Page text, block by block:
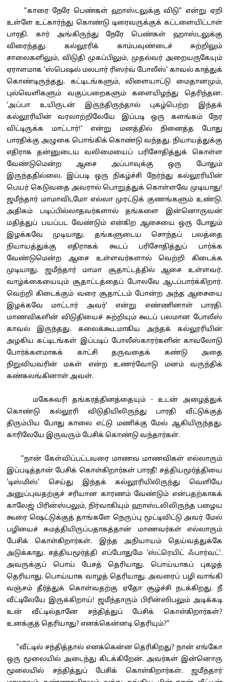
"காரை நேரே பெண்கள் ஹாஸ்டலுக்கு விடு" என்று ஏறி
உள்ளே உட்கார்ந்து கொண்டு டிரைவருக்குக் கட்டளையிட்டாள்
பாரதி. கார் அங்கிருந்து நேரே பெண்கள் ஹாஸ்டலுக்கு
விரைந்தது. கல்லூரிக் காம்பவுண்டைச் சுற்றிலும்
சாலைகளிலும், விடுதி முகப்பிலும், முதல்வர் அறையருகேயும்
ஏராளமாக 'ஸ்பெஷல் மலபார் ரிஸர்வ் போலீஸ்' காவல் காத்துக்
கொண்டிருந்தது. கட்டிடங்களும், விளையாட்டு மைதானமும்,
புல்வெளிகளும் வகுப்பறைகளும் களையிழந்து தெரிந்தன.
'அப்பா உயிருடன் இருந்திருந்தால் புகழ்பெற்ற இந்தக்
கல்லூரியின் வரலாற்றிலேயே இப்படி ஒரு களங்கம் நேர
விட்டிருக்க மாட்டார்!' என்று மனத்தில் நினைத்த போது
பாரதிக்கு அழுகை பொங்கிக் கொண்டு வந்தது. நியாயத்துக்கு
எதிராக தன்னுடைய வலிமையைப் பரிசோதித்துக் கொள்ள
வேண்டுமென்ற ஆசை அப்பாவுக்கு ஒரு போதும்
இருந்ததில்லை. இப்படி ஒரு நிகழ்ச்சி நேர்ந்து கல்லூரியின்
பெயர் கெடுவதை அவரால் பொறுத்துக் கொள்ளவே முடியாது!
ஜமீந்தார் மாமாவிடமோ எல்லா முரட்டுக் குணங்களும் உண்டு.
அதிகம் படிப்பில்லாதவர்களால் தங்களை இன்னொருவன்
மதித்துப் பயப்பட வேண்டும் என்கிற ஆசையை ஒரு போதும்
இழக்கவே முடியாது. தங்களுடைய சொந்தப் பலத்தை
நியாயத்துக்கு எதிராகக் கூடப் பரிசோதித்துப் பார்க்க
வேண்டுமென்ற ஆசை உள்ளவர்களால் வெற்றி கிடைக்க
முடியாது. ஜமீந்தார் மாமா சூதாட்டத்தில் ஆசை உள்ளவர்.
வாழ்க்கையையும் சூதாட்டத்தைப் போலவே ஆடப்பார்க்கிறார்.
வெற்றி கிடைக்கும் வரை சூதாட்டம் போன்ற அந்த ஆசையை
இழக்கவே மாட்டார் அவர்' என்று எண்ணினாள் பாரதி.
மாணவிகளின் விடுதியைச் சுற்றியும் கூடப் பலமான போலீஸ்
காவல் இருந்தது. கலைக்கூடமாகிய அந்தக் கல்லூரியின்
அழகிய கட்டிடங்கள் இப்படிப் போலீஸ்காரர்களின் காவலோடு
போர்க்களமாகக் காட்சி தருவதைக் கண்டு அதை
நிறுவியவரின் மகள் என்ற உணர்வோடு மனம் வருந்திக்
கண்கலங்கினாள் அவள்.
மகேசுவரி தங்கரத்தினத்தையும் - உடன் அழைத்துக்
கொண்டு கல்லூரி விடுதியிலிருந்து பாரதி வீட்டுக்குத்
திரும்பிய போது காலை எட்டு மணிக்கு மேல் ஆகியிருந்தது.
காரிலேயே இருவரும் பேசிக் கொண்டு வந்தார்கள்.
"நான் கேள்விப்பட்டவரை மாணவ மாணவிகள் எல்லாரும்
இப்படித்தான் பேசிக் கொள்கிறார்கள் பாரதீ! சத்தியமூர்த்தியை
'டிஸ்மிஸ்' செய்து இந்தக் கல்லூரியிலிருந்து வெளியே
அனுப்புவதற்குச் சரியான காரணம் வேண்டும் என்பதற்காகக்
காலேஜ் பிரின்ஸ்பலும், நிர்வாகியும் ஹாஸ்டலிலிருந்த பழைய
கூரை ஷெட்டுக்குத் தாங்களே நெருப்பு மூட்டிவிட்டு அவர் மேல்
பழியைச் சுமத்தியிருப்பதாகத்தான் மாணவர்கள் எல்லாரும்
பேசிக் கொள்கிறார்கள். இந்த அநியாயம் தெய்வத்துக்கே
அடுக்காது. சத்தியமூர்த்தி எப்போதுமே 'ஸ்ட்ரெயிட் ஃபார்வட்'.
அவருக்குப் பொய் பேசத் தெரியாது. பொய்யாகப் புகழத்
தெரியாது. பொய்யாக வாழத் தெரியாது. அவரைப் பழி வாங்கி
வஞ்சம் தீர்த்துக் கொள்வதற்கு ஏதோ சூழ்ச்சி நடக்கிறது. நீ
வீட்டிலேயே இருக்கிறாய்! ஜமீந்தாரும் பிரின்ஸிபலும் அடிக்கடி
உன் வீட்டில்தானே சந்தித்துப் பேசிக் கொள்கிறார்கள்?
உனக்குத் தெரியாது? எனக்கென்னடி தெரியும்?"
"வீட்டில் சந்தித்தால் எனக்கென்ன தெரிகிறது? நான் எங்கோ
ஒரு மூலையில் அடைந்து கிடக்கிறேன். அவர்கள் இன்னொரு
மூலையில் சந்தித்துப் பேசிக் கொள்கிறார்கள். ஜமீந்தார்